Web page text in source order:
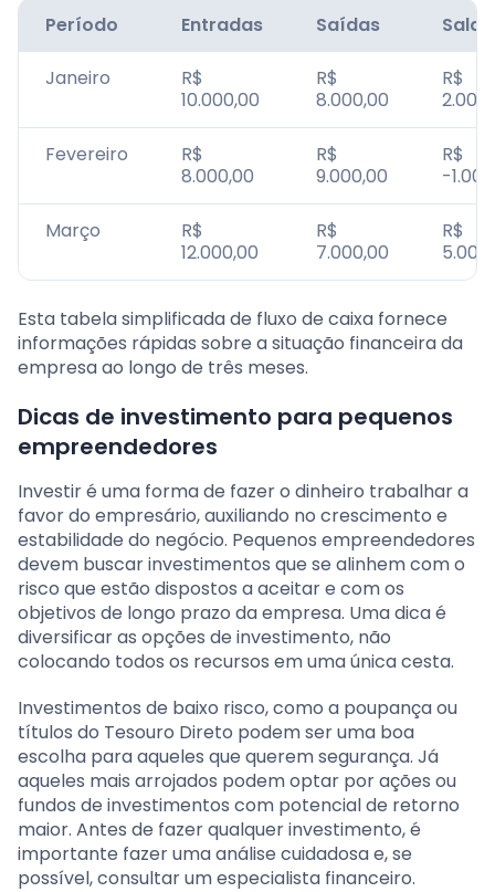
Período Entradas Saídas Saldo
Janeiro
R$
10.000,00
R$
8.000,00
R$
Fevereiro
R$
8.000,00
R$
9.000,00
R$
-
Março
R$
12.000,00
R$
7.000,00
R$
Esta tabela simplificada de fluxo de caixa fornece
informações rápidas sobre a situação financeira da
empresa ao longo de três meses.
Dicas de investimento para pequenos
empreendedores
Investir é uma forma de fazer o dinheiro trabalhar a
favor do empresário, auxiliando no crescimento e
estabilidade do negócio. Pequenos empreendedores
devem buscar investimentos que se alinhem com o
risco que estão dispostos a aceitar e com os
objetivos de longo prazo da empresa. Uma dica é
diversificar as opções de investimento, não
colocando todos os recursos em uma única cesta.
Investimentos de baixo risco, como a poupança ou
títulos do Tesouro Direto podem ser uma boa
escolha para aqueles que querem segurança. Já
aqueles mais arrojados podem optar por ações ou
fundos de investimentos com potencial de retorno
maior. Antes de fazer qualquer investimento, é
importante fazer uma análise cuidadosa e, se
possível, consultar um especialista financeiro.